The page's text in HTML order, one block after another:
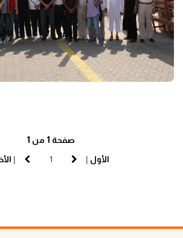
صفحة 1 من 1
الأول |
|